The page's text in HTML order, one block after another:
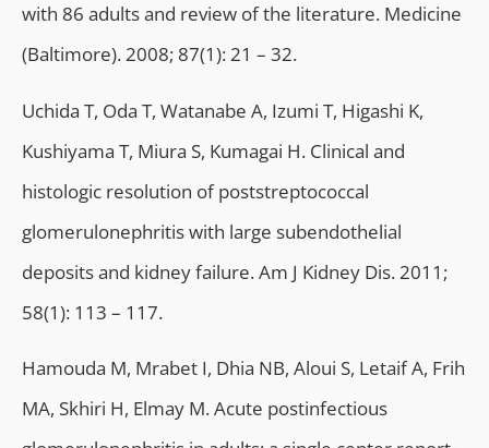
with 86 adults and review of the literature. Medicine
(Baltimore). 2008; 87(1): 21 – 32.
Uchida T, Oda T, Watanabe A, Izumi T, Higashi K,
Kushiyama T, Miura S, Kumagai H. Clinical and
histologic resolution of poststreptococcal
glomerulonephritis with large subendothelial
deposits and kidney failure. Am J Kidney Dis. 2011;
58(1): 113 – 117.
Hamouda M, Mrabet I, Dhia NB, Aloui S, Letaif A, Frih
MA, Skhiri H, Elmay M. Acute postinfectious